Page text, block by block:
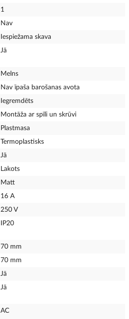
1
Nav
Iespiežama skava
Jā
Melns
Nav īpaša barošanas avota
Iegremdēts
Montāža ar spīli un skrūvi
Plastmasa
Termoplastisks
Jā
Lakots
Matt
16 A
250 V
IP20
70 mm
70 mm
Jā
Jā
AC